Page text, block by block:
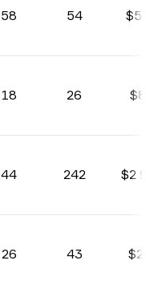
58 54
18 26
44 242 $2
26 43